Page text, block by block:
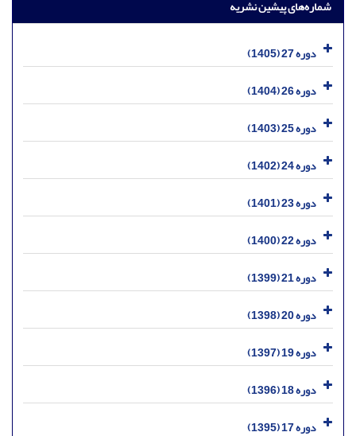
شماره‌های پیشین نشریه
دوره 27 (1405)
دوره 26 (1404)
دوره 25 (1403)
دوره 24 (1402)
دوره 23 (1401)
دوره 22 (1400)
دوره 21 (1399)
دوره 20 (1398)
دوره 19 (1397)
دوره 18 (1396)
دوره 17 (1395)